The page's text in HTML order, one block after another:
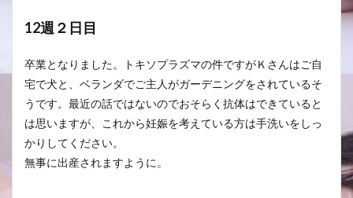
12週２日目
卒業となりました。トキソプラズマの件ですがＫさんはご自
宅で犬と、ベランダでご主人がガーデニングをされているそ
うです。最近の話ではないのでおそらく抗体はできていると
は思いますが、これから妊娠を考えている方は手洗いをしっ
かりしてください。
無事に出産されますように。